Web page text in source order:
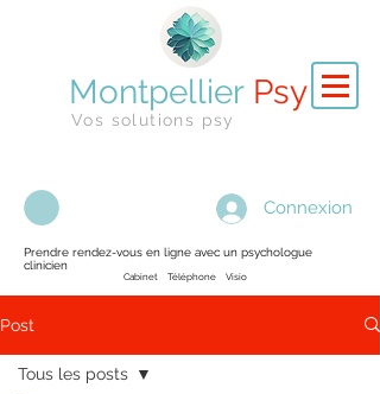
Montpellier Psy
Vos solutions psy
Connexion
Prendre rendez-vous en ligne avec un psychologue
clinicien
Cabinet Téléphone Visio
Post
Tous les posts